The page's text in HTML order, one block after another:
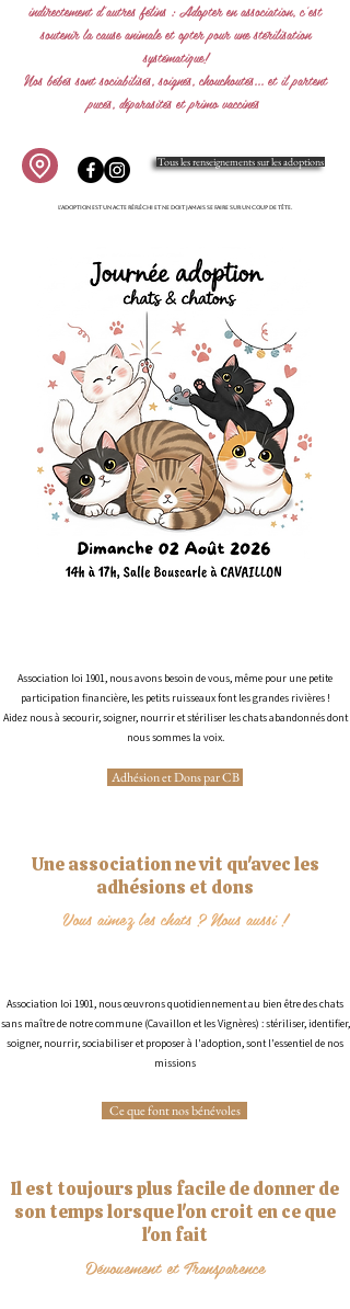
indirectement d'autres félins : Adopter en association, c'est
soutenir la cause animale et opter pour une stérilisation
systématique!
Nos bébés sont sociabilisés, soignés, chouchoutés... et il partent
pucés, déparasités et primo vaccinés
Tous les renseignements sur les adoptions
L'adoption est un acte réfléchi et ne doit jamais se faire sur un coup de tête.
Association loi 1901, nous avons besoin de vous, même pour une petite
participation financière, les petits ruisseaux font les grandes rivières !
Aidez nous à secourir, soigner, nourrir et stériliser les chats abandonnés dont
nous sommes la voix.
Adhésion et Dons par CB
Une association ne vit qu'avec les
adhésions et dons
Vous aimez les chats ? Nous aussi !
Association loi 1901, nous œuvrons quotidiennement au bien être des chats
sans maître de notre commune (Cavaillon et les Vignères) : stériliser, identifier,
soigner, nourrir, sociabiliser et proposer à l'adoption, sont l'essentiel de nos
missions
Ce que font nos bénévoles
Il est toujours plus facile de donner de
son temps lorsque l'on croit en ce que
l'on fait
Dévouement et Transparence